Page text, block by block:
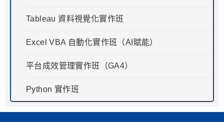
Tableau 資料視覺化實作班
Excel VBA 自動化實作班（AI賦能）
平台成效管理實作班（GA4）
Python 實作班